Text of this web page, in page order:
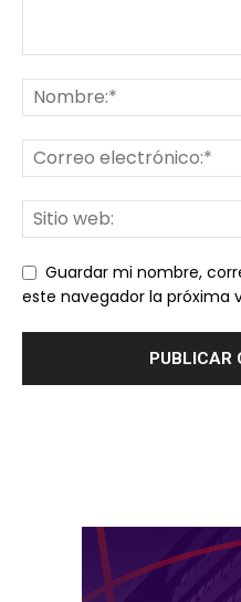
Guardar mi nombre,
este navegador la próxima